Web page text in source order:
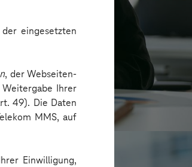
eingesetzten
, der Webseiten-
Ihrer
49). Die Daten
MMS, auf
Einwilligung,